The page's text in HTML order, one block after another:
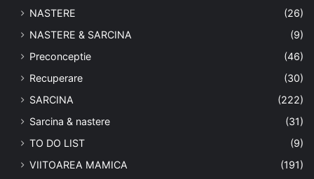
NASTERE
(26)
NASTERE & SARCINA
(9)
Preconceptie
(46)
Recuperare
(30)
SARCINA
(222)
Sarcina & nastere
(31)
TO DO LIST
(9)
VIITOAREA MAMICA
(191)